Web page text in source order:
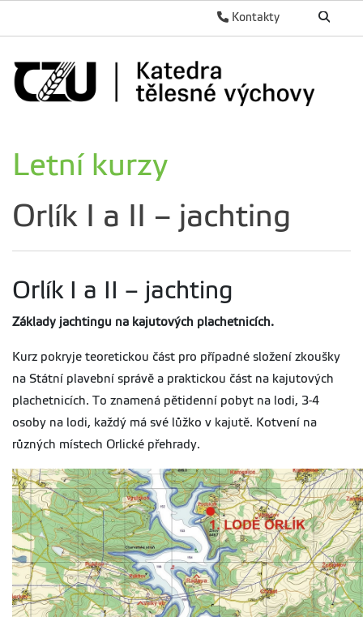
Kontakty
Letní kurzy
Orlík I a II – jachting
Orlík I a II – jachting
Základy jachtingu na kajutových plachetnicích.
Kurz pokryje teoretickou část pro případné složení zkoušky
na Státní plavební správě a praktickou část na kajutových
plachetnicích. To znamená pětidenní pobyt na lodi, 3-4
osoby na lodi, každý má své lůžko v kajutě. Kotvení na
různých místech Orlické přehrady.